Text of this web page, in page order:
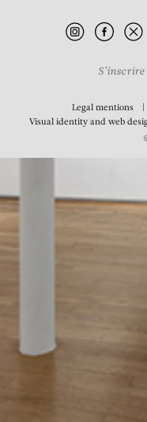
Legal mentions
Visual identity and web